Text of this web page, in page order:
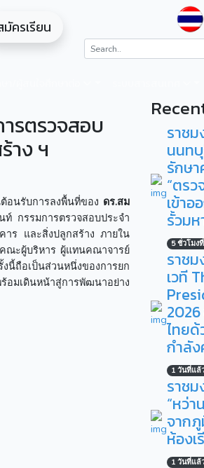
มัครเรียน
รตรวจสอบ
าง ฯ
อนรับการลงพื้นที่ของ ดร.สม
กรรมการตรวจสอบประจำ
าร และสิ่งปลูกสร้าง ภายใน
ณะผู้บริหาร ผู้แทนคณาจารย์
นี้ถือเป็นส่วนหนึ่งของการยก
อมเดินหน้าสู่การพัฒนาอย่าง
ราช
นนท
รักษ
“ตร
เข้าอ
รั้วม
5 ชั่วโมง
ราช
เวที
ไทย
กำลั
1 วันที่แล้
ราช
“หว่า
จาก
ห้องเ
1 วันที่แล้